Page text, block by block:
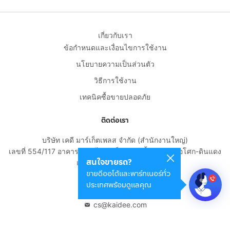
สนใจขายรถ?
ขายดีออโต้และพาร์ทเนอร์ทั่ว
ประเทศพร้อมดูแลคุณ
เกี่ยวกับเรา
ข้อกำหนดและเงื่อนไขการใช้งาน
นโยบายความเป็นส่วนตัว
วิธีการใช้งาน
เทคนิคซื้อขายปลอดภัย
ติดต่อเรา
บริษัท เคดี มาร์เก็ตเพลส จำกัด (สำนักงานใหญ่)
เลขที่ 554/117 อาคารสกายไนน์ เซ็นเตอร์ ชั้น 22 ถนนอโศก-ดินแดง
แขวงดินแดง เขตดินแดง
กรุงเทพมหานคร 10400
cs@kaidee.com